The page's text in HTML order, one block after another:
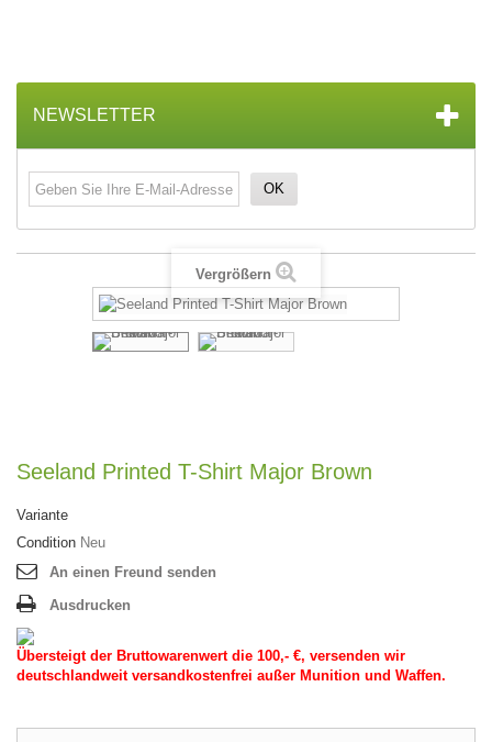
NEWSLETTER
OK
Vergrößern
Seeland Printed T-Shirt Major Brown
Variante
Condition Neu
An einen Freund senden
Ausdrucken
Übersteigt der Bruttowarenwert die 100,- €, versenden wir
deutschlandweit versandkostenfrei außer Munition und Waffen.